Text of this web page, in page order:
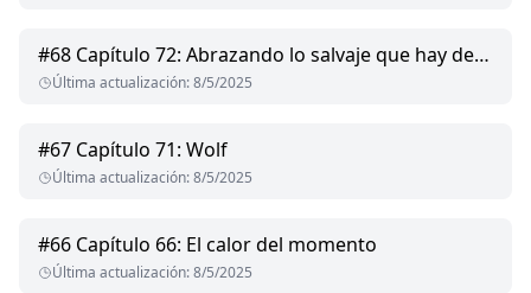
#68 Capítulo 72: Abrazando lo salvaje que hay dentro
Última actualización:8/5/2025
#67 Capítulo 71: Wolf
Última actualización:8/5/2025
#66 Capítulo 66: El calor del momento
Última actualización:8/5/2025